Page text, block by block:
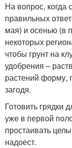
На вопрос, когда
правильных
мая) и осенью (в
некоторых
чтобы грунт на
удобрения –
растений форму,
загодя.
Готовить грядки
уже в первой
простаивать
надоест.